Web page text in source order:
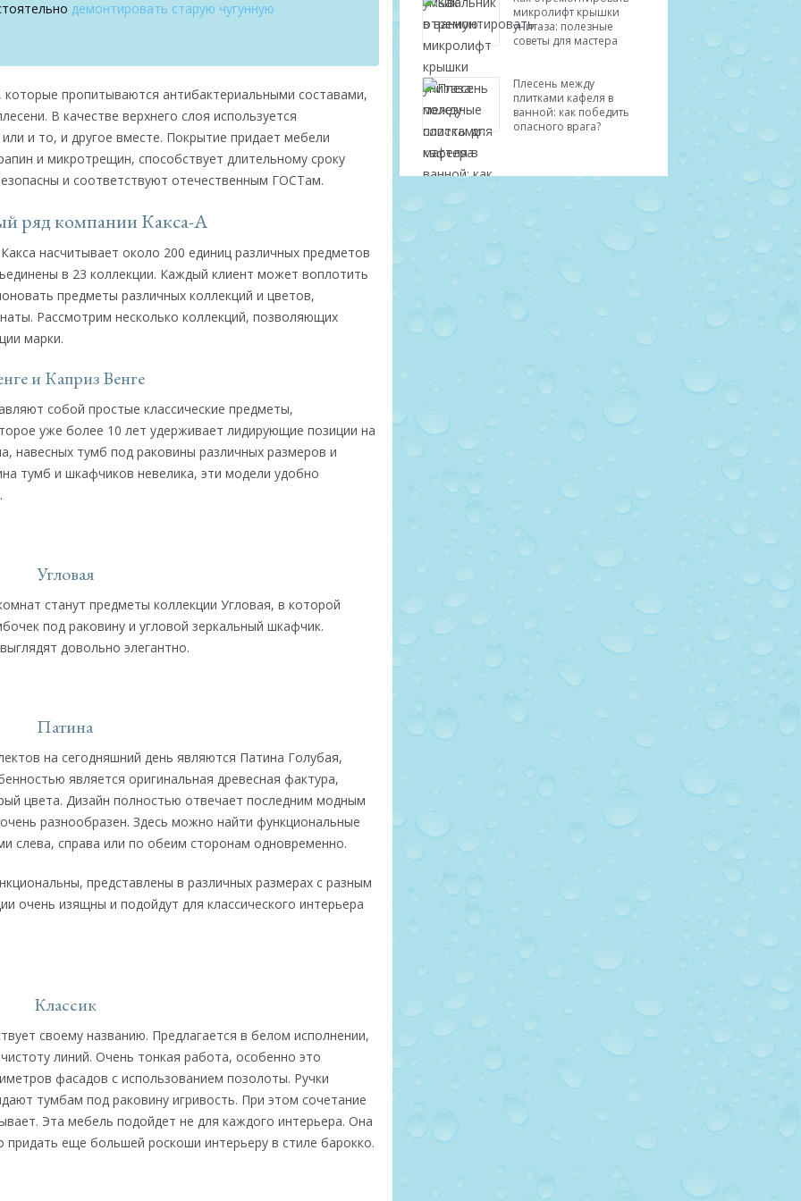
демонтировать старую чугунную
пропитываются антибактериальными составами,
В качестве верхнего слоя используется
и то, и другое вместе. Покрытие придает мебели
и микротрещин, способствует длительному сроку
и соответствуют отечественным ГОСТам.
ряд компании Какса-А
насчитывает около 200 единиц различных предметов
в 23 коллекции. Каждый клиент может воплотить
предметы различных коллекций и цветов,
Рассмотрим несколько коллекций, позволяющих
марки.
и Каприз Венге
собой простые классические предметы,
уже более 10 лет удерживает лидирующие позиции на
навесных тумб под раковины различных размеров и
тумб и шкафчиков невелика, эти модели удобно
Угловая
станут предметы коллекции Угловая, в которой
под раковину и угловой зеркальный шкафчик.
довольно элегантно.
Патина
на сегодняшний день являются Патина Голубая,
является оригинальная древесная фактура,
цвета. Дизайн полностью отвечает последним модным
разнообразен. Здесь можно найти функциональные
слева, справа или по обеим сторонам одновременно.
представлены в различных размерах с разным
очень изящны и подойдут для классического интерьера
Классик
своему названию. Предлагается в белом исполнении,
линий. Очень тонкая работа, особенно это
фасадов с использованием позолоты. Ручки
тумбам под раковину игривость. При этом сочетание
Эта мебель подойдет не для каждого интерьера. Она
придать еще большей роскоши интерьеру в стиле барокко.
микролифт крышки
унитаза: полезные
советы для мастера
Плесень между
плитками кафеля в
ванной: как победить
опасного врага?